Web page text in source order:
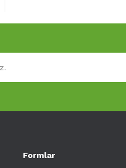
Formlar